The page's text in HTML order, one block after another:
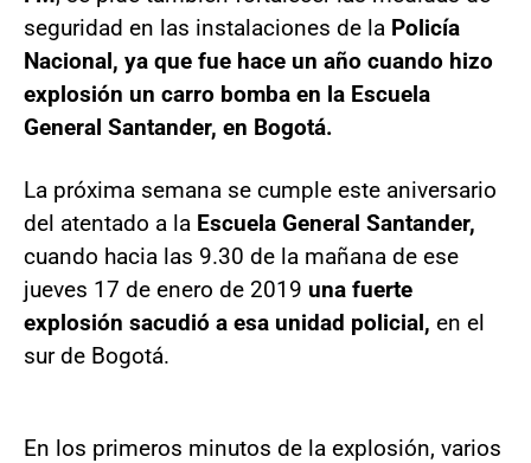
seguridad en las instalaciones de la Policía
Nacional, ya que fue hace un año cuando hizo
explosión un carro bomba en la Escuela
General Santander, en Bogotá.
La próxima semana se cumple este aniversario
del atentado a la Escuela General Santander,
cuando hacia las 9.30 de la mañana de ese
jueves 17 de enero de 2019 una fuerte
explosión sacudió a esa unidad policial, en el
sur de Bogotá.
En los primeros minutos de la explosión, varios